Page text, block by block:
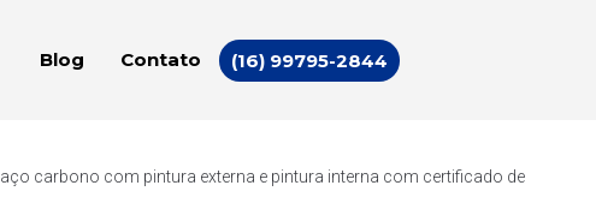
Blog Contato (16) 99795-2844
carbono com pintura externa e pintura interna com certificado de